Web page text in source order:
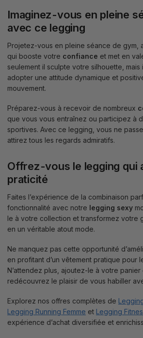
Imaginez-vous en pleine
avec ce legging
Projetez-vous en pleine séance de gym,
qui booste votre confiance et met en
seulement il sculpte votre silhouette,
adopter une attitude dynamique et
mouvement.
Préparez-vous à recevoir de nombreux
que vous vous entraînez ou participez à
sportives. Avec ce legging, vous ne
attirez tous les regards admiratifs.
Offrez-vous le legging qui
praticité
Faites l’expérience de la combinaison
fonctionnalité avec notre legging sexy
le à votre collection et transformez votre
en un véritable atout mode.
Ne manquez pas cette opportunité
en profitant d’un vêtement pratique pour
N’attendez plus, ajoutez-le à votre panier
redécouvrez le plaisir de vous habiller
Explorez nos offres complètes de
Legging Running Femme et Legging
expérience d’achat diversifiée et